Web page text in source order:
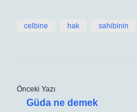
celbine hak sahibinin
Önceki Yazı
Güda ne demek